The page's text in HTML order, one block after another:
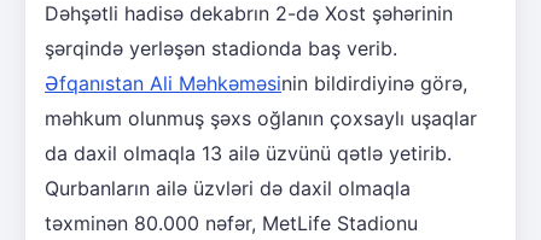
Dəhşətli hadisə dekabrın 2-də Xost şəhərinin
şərqində yerləşən stadionda baş verib.
Əfqanıstan Ali Məhkəməsinin bildirdiyinə görə,
məhkum olunmuş şəxs oğlanın çoxsaylı uşaqlar
da daxil olmaqla 13 ailə üzvünü qətlə yetirib.
Qurbanların ailə üzvləri də daxil olmaqla
təxminən 80.000 nəfər, MetLife Stadionu